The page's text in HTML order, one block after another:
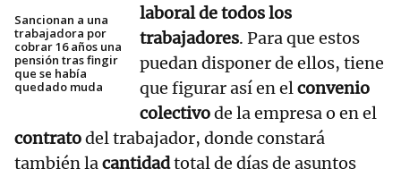
Sancionan a una
trabajadora por
cobrar 16 años una
pensión tras fingir
que se había
quedado muda
laboral de todos los
trabajadores. Para que estos
puedan disponer de ellos, tiene
que figurar así en elconvenio
colectivode la empresa o en el
contratodel trabajador, donde constará
también lacantidadtotal de días de asuntos